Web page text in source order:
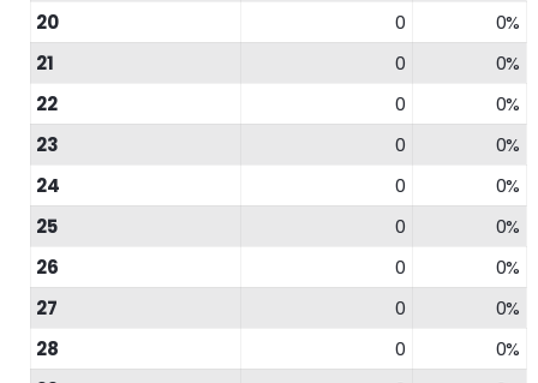
20
0
0%
21
0
0%
22
0
0%
23
0
0%
24
0
0%
25
0
0%
26
0
0%
27
0
0%
28
0
0%